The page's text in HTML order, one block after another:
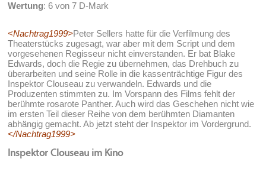
Wertung: 6 von 7 D-Mark
<Nachtrag1999>Peter Sellers hatte für die Verfilmung des
Theaterstücks zugesagt, war aber mit dem Script und dem
vorgesehenen Regisseur nicht einverstanden. Er bat Blake
Edwards, doch die Regie zu übernehmen, das Drehbuch zu
überarbeiten und seine Rolle in die kassenträchtige Figur des
Inspektor Clouseau zu verwandeln. Edwards und die
Produzenten stimmten zu. Im Vorspann des Films fehlt der
berühmte rosarote Panther. Auch wird das Geschehen nicht wie
im ersten Teil dieser Reihe von dem berühmten Diamanten
abhängig gemacht. Ab jetzt steht der Inspektor im Vordergrund.
</Nachtrag1999>
Inspektor Clouseau im Kino